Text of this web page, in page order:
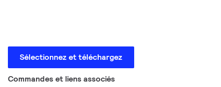
Sélectionnez et téléchargez
Commandes et liens associés